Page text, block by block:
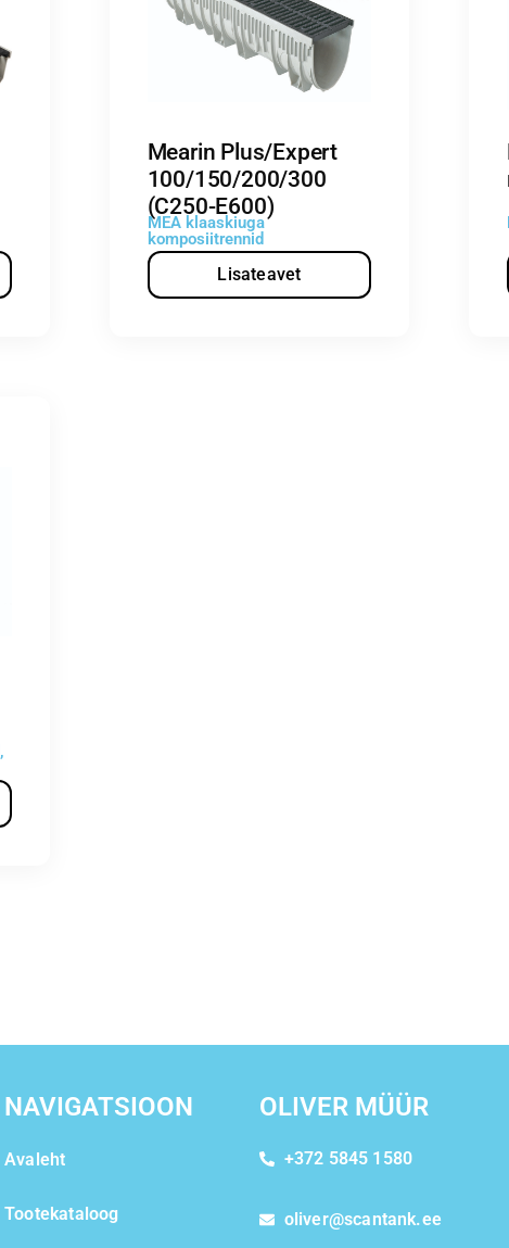
Mearin Plus/Expert
100/150/200/300
(C250-E600)
MEA klaaskiuga
komposiitrennid
Lisateavet
,
NAVIGATSIOON
Avaleht
Tootekataloog
OLIVER MÜÜR
+372 5845 1580
oliver@scantank.ee